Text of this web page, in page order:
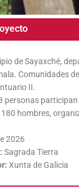
deSayaxché,
Comunidades
II.
personas
hombres,
2026
Sagrada Tierra
Xunta de Galicia